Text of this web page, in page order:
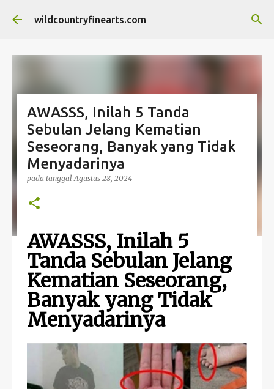
Langsung ke konten utama
wildcountryfinearts.com
AWASSS, Inilah 5 Tanda
Sebulan Jelang Kematian
Seseorang, Banyak yang Tidak
Menyadarinya
pada tanggalAgustus 28, 2024
AWASSS, Inilah 5
Tanda Sebulan Jelang
Kematian Seseorang,
Banyak yang Tidak
Menyadarinya